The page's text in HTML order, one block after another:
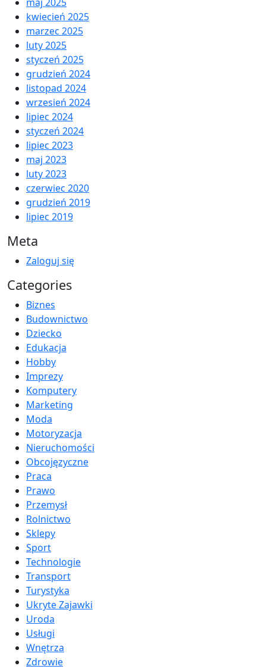
kwiecień 2025
marzec 2025
luty 2025
styczeń 2025
grudzień 2024
listopad 2024
wrzesień 2024
lipiec 2024
styczeń 2024
lipiec 2023
maj 2023
luty 2023
czerwiec 2020
grudzień 2019
lipiec 2019
Meta
Zaloguj się
Categories
Biznes
Budownictwo
Dziecko
Edukacja
Hobby
Imprezy
Komputery
Marketing
Moda
Motoryzacja
Nieruchomości
Obcojęzyczne
Praca
Prawo
Przemysł
Rolnictwo
Sklepy
Sport
Technologie
Transport
Turystyka
Ukryte Zajawki
Uroda
Usługi
Wnętrza
Zdrowie